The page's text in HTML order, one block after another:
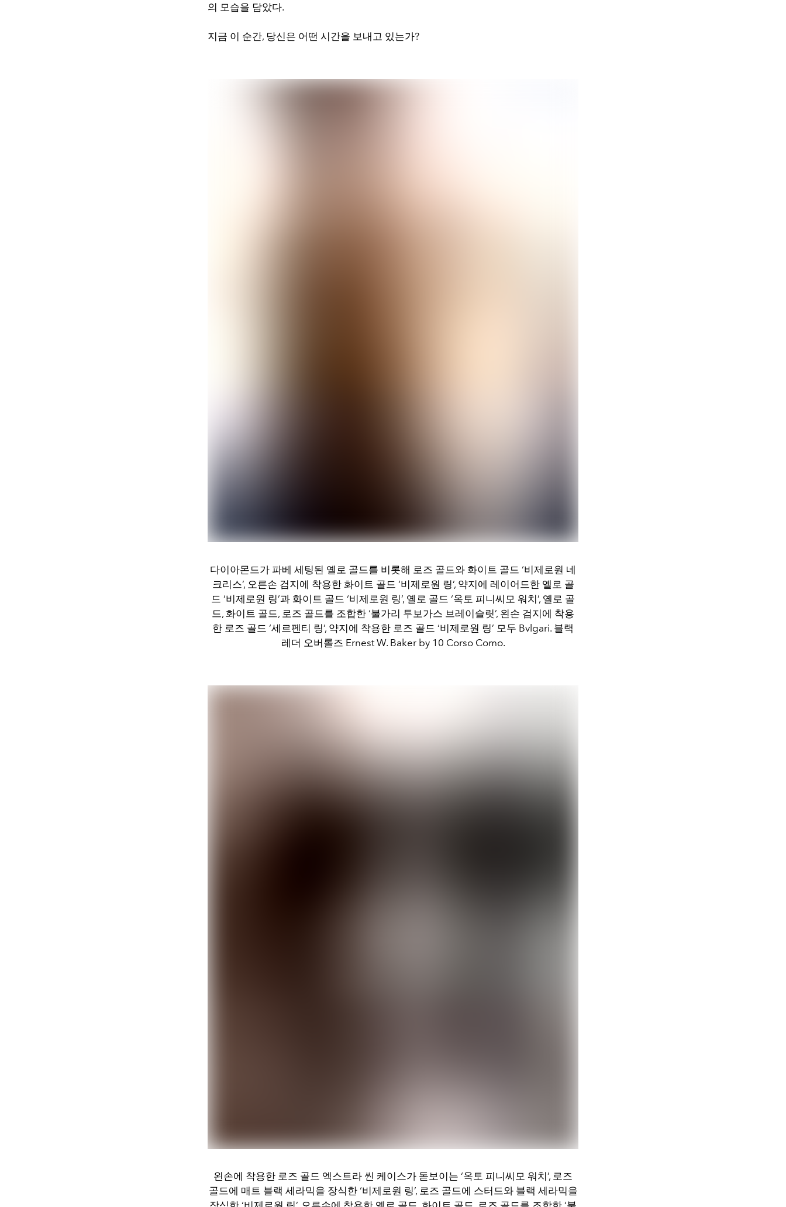
의 모습을 담았다.
지금 이 순간, 당신은 어떤 시간을 보내고 있는가?
다이아몬드가 파베 세팅된 옐로 골드를 비롯해 로즈 골드와 화이트 골드 ‘비제로원 네
크리스’, 오른손 검지에 착용한 화이트 골드 ‘비제로원 링’, 약지에 레이어드한 옐로 골
드 ‘비제로원 링’과 화이트 골드 ‘비제로원 링’, 옐로 골드 ‘옥토 피니씨모 워치’, 옐로 골
드, 화이트 골드, 로즈 골드를 조합한 ‘불가리 투보가스 브레이슬릿’, 왼손 검지에 착용
한 로즈 골드 ‘세르펜티 링’, 약지에 착용한 로즈 골드 ‘비제로원 링’ 모두 Bvlgari. 블랙
레더 오버롤즈 Ernest W. Baker by 10 Corso Como.
왼손에 착용한 로즈 골드 엑스트라 씬 케이스가 돋보이는 ‘옥토 피니씨모 워치’, 로즈
골드에 매트 블랙 세라믹을 장식한 ‘비제로원 링’, 로즈 골드에 스터드와 블랙 세라믹을